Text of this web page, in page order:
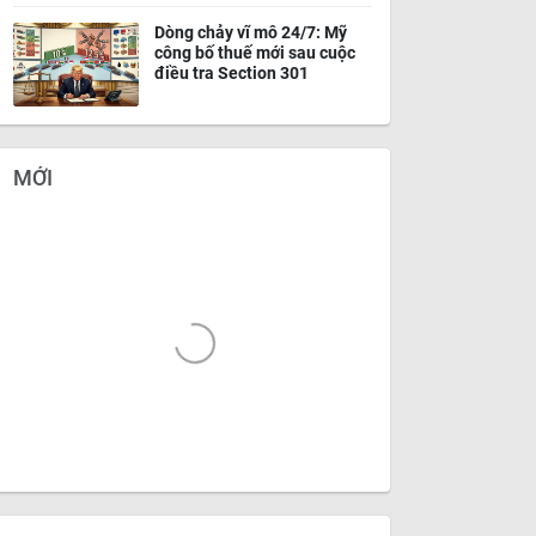
Dòng chảy vĩ mô 24/7: Mỹ
công bố thuế mới sau cuộc
điều tra Section 301
MỚI